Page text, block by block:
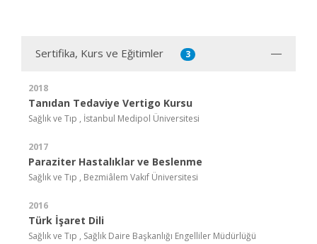
Sertifika, Kurs ve Eğitimler 3
2018
Tanıdan Tedaviye Vertigo Kursu
Sağlık ve Tıp , İstanbul Medipol Üniversitesi
2017
Paraziter Hastalıklar ve Beslenme
Sağlık ve Tıp , Bezmiâlem Vakıf Üniversitesi
2016
Türk İşaret Dili
Sağlık ve Tıp , Sağlık Daire Başkanlığı Engelliler Müdürlüğü